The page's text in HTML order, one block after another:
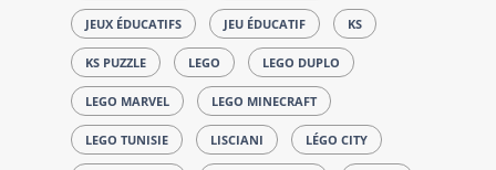
JEUX ÉDUCATIFS JEU ÉDUCATIF KS
KS PUZZLE LEGO LEGO DUPLO
LEGO MARVEL LEGO MINECRAFT
LEGO TUNISIE LISCIANI LÉGO CITY